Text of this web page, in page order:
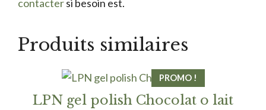
contactersi besoin est.
Produits similaires
PROMO !
LPN gel polish Chocolat o lait